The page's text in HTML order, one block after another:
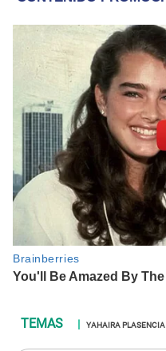
YAHAIRA PLASENCIA